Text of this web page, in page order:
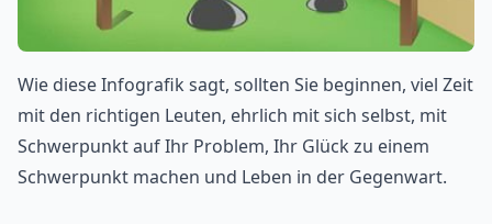
Wie diese Infografik sagt, sollten Sie beginnen, viel Zeit
mit den richtigen Leuten, ehrlich mit sich selbst, mit
Schwerpunkt auf Ihr Problem, Ihr Glück zu einem
Schwerpunkt machen und Leben in der Gegenwart.